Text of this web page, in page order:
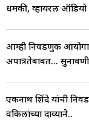
धमकी, व्हायरल ऑडियो
आम्ही निवडणुक
अपात्रतेबाबत...
एकनाथ शिंदे यांची
वकिलांच्या दाव्याने..